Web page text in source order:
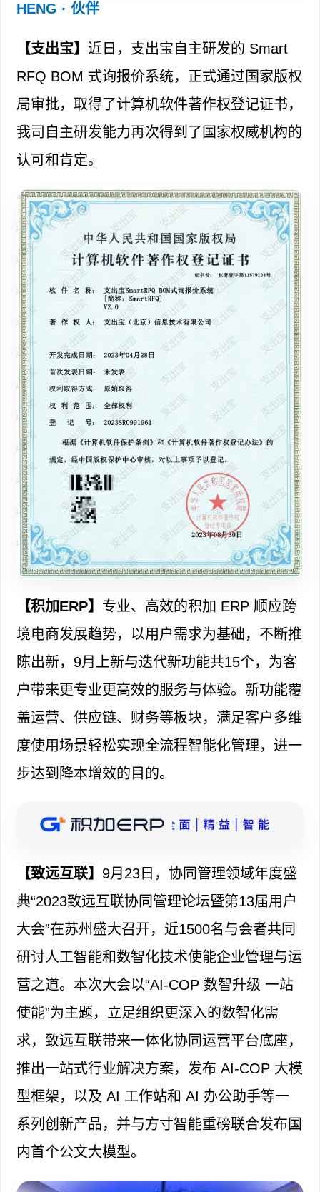
HENG · 伙伴
【支出宝】 近日，支出宝自主研发的 Smart
RFQ BOM 式询报价系统，正式通过国家版权
局审批，取得了计算机软件著作权登记证书，
我司自主研发能力再次得到了国家权威机构的
认可和肯定。
【积加ERP】 专业、高效的积加 ERP 顺应跨
境电商发展趋势，以用户需求为基础，不断推
陈出新，9月上新与迭代新功能共15个，为客
户带来更专业更高效的服务与体验。新功能覆
盖运营、供应链、财务等板块，满足客户多维
度使用场景轻松实现全流程智能化管理，进一
步达到降本增效的目的。
【致远互联】 9月23日，协同管理领域年度盛
典“2023致远互联协同管理论坛暨第13届用户
大会”在苏州盛大召开，近1500名与会者共同
研讨人工智能和数智化技术使能企业管理与运
营之道。本次大会以“AI-COP 数智升级 一站
使能”为主题，立足组织更深入的数智化需
求，致远互联带来一体化协同运营平台底座，
推出一站式行业解决方案，发布 AI-COP 大模
型框架，以及 AI 工作站和 AI 办公助手等一
系列创新产品，并与方寸智能重磅联合发布国
内首个公文大模型。